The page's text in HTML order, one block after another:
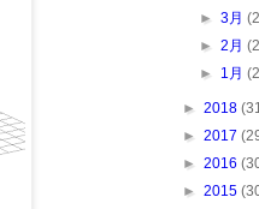
►3月
►2月
► 1月
► 2018
► 2017
► 2016
► 2015